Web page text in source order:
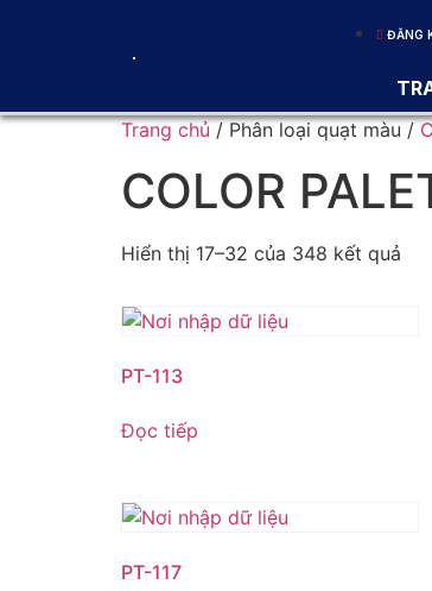
ĐĂNG
Trang chủ / Phân loại quạt màu /
COLOR
Hiển thị 17–32 của 348 kết quả
PT-113
Đọc tiếp
PT-117